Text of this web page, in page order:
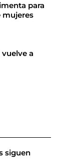
para
mujeres
a
siguen